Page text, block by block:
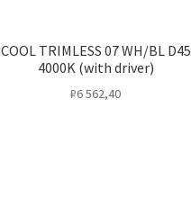
COOL TRIMLESS 07 WH/BL D45
4000K (with driver)
₽6 562,40